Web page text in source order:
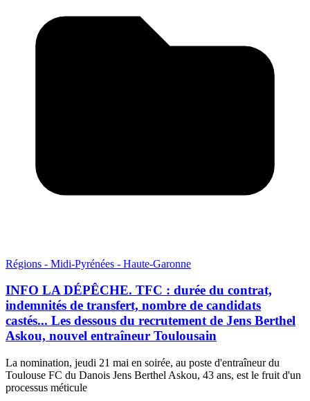
Régions - Midi-Pyrénées - Haute-Garonne
INFO LA DÉPÊCHE. TFC : durée du contrat,
indemnités de transfert, nombre de candidats
castés... Les dessous du recrutement de Jens Berthel
Askou, nouvel entraîneur Toulousain
La nomination, jeudi 21 mai en soirée, au poste d'entraîneur du
Toulouse FC du Danois Jens Berthel Askou, 43 ans, est le fruit d'un
processus méticule